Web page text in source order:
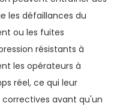
les défaillances du
ou les fuites
résistants à
les opérateurs à
réel, ce qui leur
avant qu'un